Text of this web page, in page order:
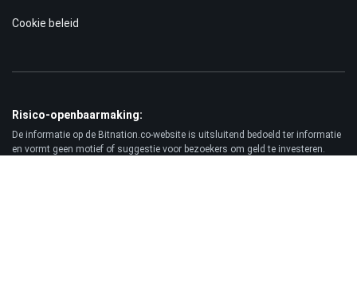
Cookie beleid
Risico-openbaarmaking:
De informatie op de Bitnation.co-website is uitsluitend bedoeld ter informatie
en vormt geen motief of suggestie voor bezoekers om geld te investeren.